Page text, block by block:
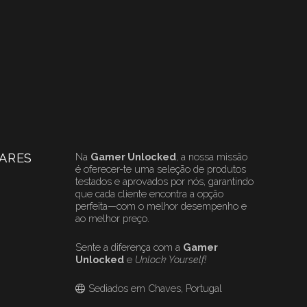
Na Gamer Unlocked, a nossa missão
é oferecer-te uma seleção de produtos
testados e aprovados por nós, garantindo
que cada cliente encontra a opção
perfeita—com o melhor desempenho e
ao melhor preço.
Sente a diferença com a Gamer
Unlockede Unlock Yourself!
Sediados em Chaves, Portugal